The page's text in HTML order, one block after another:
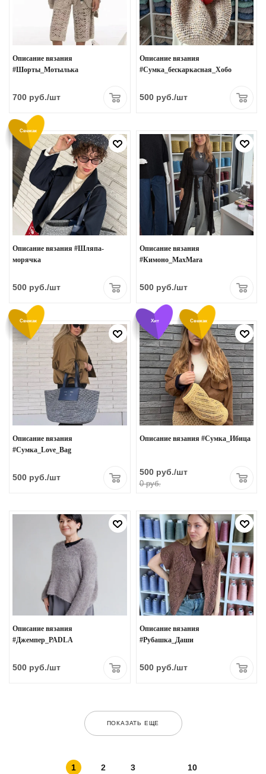
Описание вязания
#Шорты_Мотылька
700 руб./шт
Описание вязания
#Сумка_бескаркасная_Хобо
500руб./шт
Свежак
Описание вязания #Шляпа-
морячка
500 руб./шт
Описание вязания
#Кимоно_MaxMara
500руб./шт
Свежак
Описание вязания
#Сумка_Love_Bag
500 руб./шт
Хит Свежак
Описание вязания #Сумка_Ибица
500руб./шт
0 руб.
Описание вязания
#Джемпер_PADLA
500 руб./шт
Описание вязания
#Рубашка_Даши
500руб./шт
ПОКАЗАТЬ ЕЩЕ
1 2 3 10